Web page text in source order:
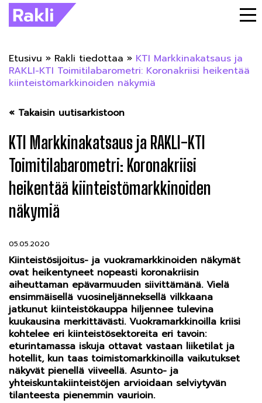
Etusivu » Rakli tiedottaa » KTI Markkinakatsaus ja
RAKLI-KTI Toimitilabarometri: Koronakriisi heikentää
kiinteistömarkkinoiden näkymiä
« Takaisin uutisarkistoon
KTI Markkinakatsaus ja RAKLI-KTI
Toimitilabarometri: Koronakriisi
heikentää kiinteistömarkkinoiden
näkymiä
05.05.2020
Kiinteistösijoitus- ja vuokramarkkinoiden näkymät
ovat heikentyneet nopeasti koronakriisin
aiheuttaman epävarmuuden siivittämänä. Vielä
ensimmäisellä vuosineljänneksellä vilkkaana
jatkunut kiinteistökauppa hiljennee tulevina
kuukausina merkittävästi. Vuokramarkkinoilla kriisi
kohtelee eri kiinteistösektoreita eri tavoin:
eturintamassa iskuja ottavat vastaan liiketilat ja
hotellit, kun taas toimistomarkkinoilla vaikutukset
näkyvät pienellä viiveellä. Asunto- ja
yhteiskuntakiinteistöjen arvioidaan selviytyvän
tilanteesta pienemmin vaurioin.